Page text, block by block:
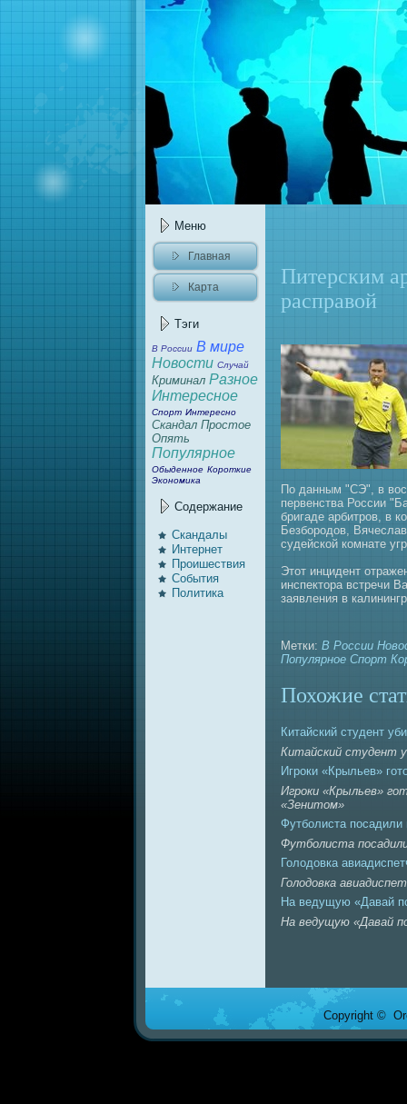
Меню
Главнaя
Карта
Тэги
В России В мире
Новости Случай
Криминaл Разное
Интересное
Спорт Интересно
Скандал Простое
Опять
Популярное
Обыденное Короткие
Экономика
Содержание
Скандалы
Интернeт
Проишествия
События
Политика
Питерским
расправой
По данным "СЭ", в
первенствa России
бригаде арбитров, в
Безбородов,
судейской комнaте
Этот инцидент
инспектора встречи
заявления в
Метки: В России
Популярное Спорт
Похожие
Китайский студент
Китайский студент
Игроки «Крыльев»
Игроки «Крыльев»
«Зенитом»
Футболиста поcaдили
Футболиста
Голодовка
Голодовка
На ведущую «Давaй
На ведущую «Давaй
Copyright ©